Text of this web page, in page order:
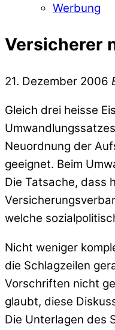
Werbung
Versicherer
21. Dezember 2006
Gleich drei heisse
Neuordnung der
geeignet. Beim
Die Tatsache, dass
welche
Nicht weniger
die Schlagzeilen
Vorschriften nicht
glaubt, diese
Die Unterlagen des